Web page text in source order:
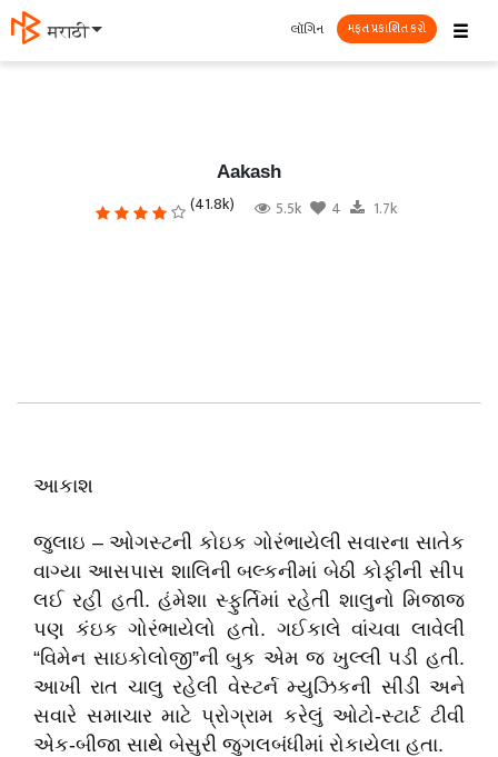
मराठी ☰
લૉગિન મફત પ્રકાશિત કરો
Aakash
(41.8k) 5.5k 4 1.7k
આકાશ
જુલાઇ – ઓગસ્ટની કોઇક ગોરંભાયેલી સવારના સાતેક
વાગ્યા આસપાસ શાલિની બલ્કનીમાં બેઠી કોફીની સીપ
લઈ રહી હતી. હંમેશા સ્ફુર્તિમાં રહેતી શાલુનો મિજાજ
પણ કંઇક ગોરંભાયેલો હતો. ગઈકાલે વાંચવા લાવેલી
“વિમેન સાઇકોલોજી”ની બુક એમ જ ખુલ્લી પડી હતી.
આખી રાત ચાલુ રહેલી વેસ્ટર્ન મ્યુઝિકની સીડી અને
સવારે સમાચાર માટે પ્રોગ્રામ કરેલું ઓટો-સ્ટાર્ટ ટીવી
એક-બીજા સાથે બેસુરી જુગલબંધીમાં રોકાયેલા હતા.